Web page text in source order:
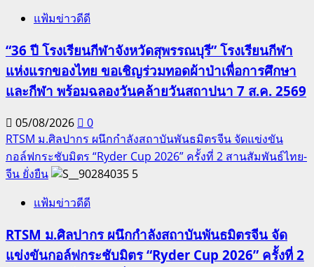
แฟ้มข่าวดีดี
“36 ปี โรงเรียนกีฬาจังหวัดสุพรรณบุรี” โรงเรียนกีฬา
แห่งแรกของไทย ขอเชิญร่วมทอดผ้าป่าเพื่อการศึกษา
และกีฬา พร้อมฉลองวันคล้ายวันสถาปนา 7 ส.ค. 2569
05/08/2026
0
RTSM ม.ศิลปากร ผนึกกำลังสถาบันพันธมิตรจีน จัดแข่งขัน
กอล์ฟกระชับมิตร “Ryder Cup 2026” ครั้งที่ 2 สานสัมพันธ์ไทย-
จีน ยั่งยืน
5
แฟ้มข่าวดีดี
RTSM ม.ศิลปากร ผนึกกำลังสถาบันพันธมิตรจีน จัด
แข่งขันกอล์ฟกระชับมิตร “Ryder Cup 2026” ครั้งที่ 2